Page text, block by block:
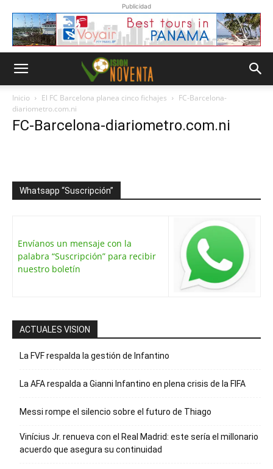
Publicidad
Inicio El FC Barcelona planea cinco fichajes
FC-Barcelona-
diariometro.com.ni
FC-Barcelona-diariometro.com.ni
Whatsapp “Suscripción”
Envíanos un mensaje con la
palabra “Suscripción” para recibir
nuestro boletín
ACTUALES VISION
La FVF respalda la gestión de Infantino
La AFA respalda a Gianni Infantino en plena crisis de la FIFA
Messi rompe el silencio sobre el futuro de Thiago
Vinícius Jr. renueva con el Real Madrid: este sería el millonario
acuerdo que asegura su continuidad